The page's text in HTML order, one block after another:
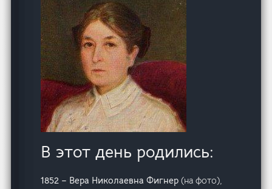
В этот день родились:
1852 – Вера Николаевна Фигнер (на фото),